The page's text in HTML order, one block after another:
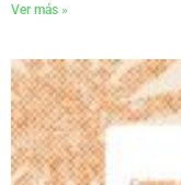
Ver más »